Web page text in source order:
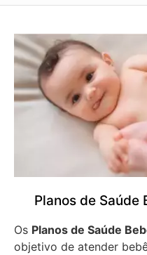
Planos de Saúde
Os Planos de Saúde
objetivo de atender